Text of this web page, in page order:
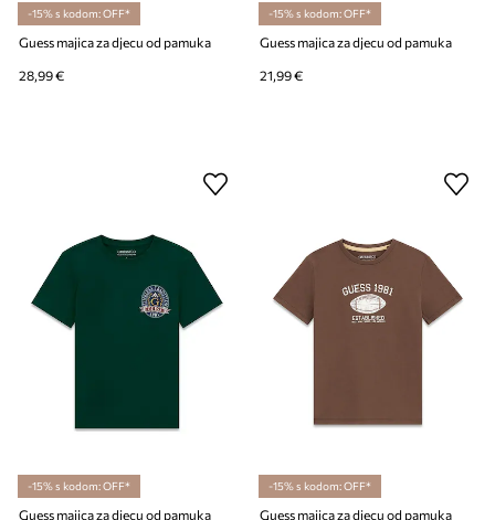
-15% s kodom: OFF*
Guess majica za djecu od pamuka
28,99 €
-15% s kodom: OFF*
Guess majica za djecu od pamuka
21,99 €
-15% s kodom: OFF*
Guess majica za djecu od pamuka
-15% s kodom: OFF*
Guess majica za djecu od pamuka